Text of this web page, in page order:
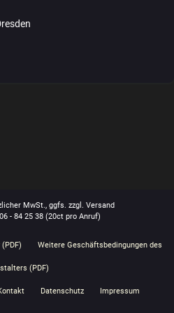
MwSt., ggfs. zzgl. Versand
- 84 25 38 (20ct pro Anruf)
Weitere Geschäftsbedingungen des
(PDF)
Datenschutz Impressum